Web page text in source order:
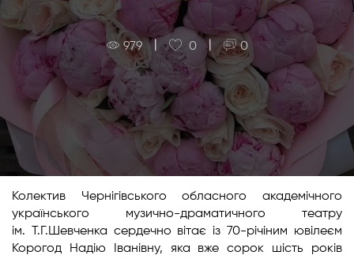
979 0 0
Колектив Чернігівського обласного академічного
українського музично-драматичного театру
ім. Т.Г.Шевченка сердечно вітає із 70-річіним ювілеєм
Корогод Надію Іванівну, яка вже сорок шість років